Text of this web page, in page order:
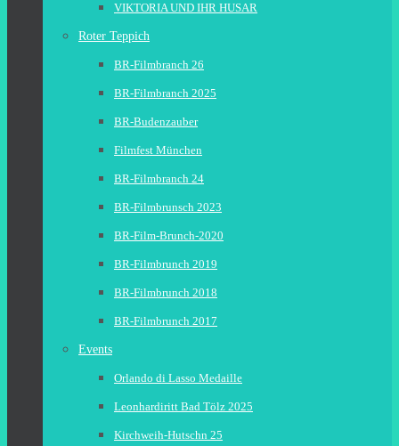
VIKTORIA UND IHR HUSAR
Roter Teppich
BR-Filmbranch 26
BR-Filmbranch 2025
BR-Budenzauber
Filmfest München
BR-Filmbranch 24
BR-Filmbrunsch 2023
BR-Film-Brunch-2020
BR-Filmbrunch 2019
BR-Filmbrunch 2018
BR-Filmbrunch 2017
Events
Orlando di Lasso Medaille
Leonhardiritt Bad Tölz 2025
Kirchweih-Hutschn 25